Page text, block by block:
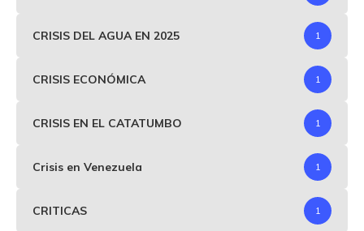
CRISIS DEL AGUA EN 2025 1
CRISIS ECONÓMICA 1
CRISIS EN EL CATATUMBO 1
Crisis en Venezuela 1
CRITICAS 1